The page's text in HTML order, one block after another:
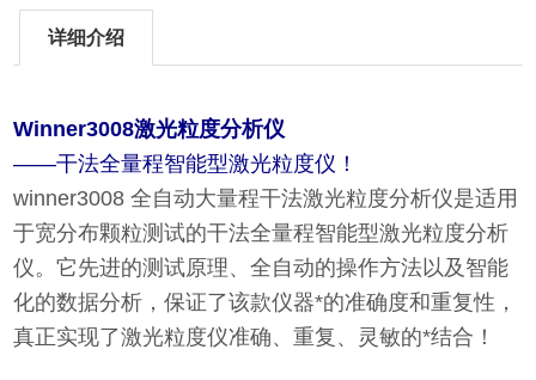
详细介绍
Winner3008激光粒度分析仪
——干法全量程智能型激光粒度仪！
winner3008 全自动大量程干法激光粒度分析仪是适用
于宽分布颗粒测试的干法全量程智能型激光粒度分析
仪。它先进的测试原理、全自动的操作方法以及智能
化的数据分析，保证了该款仪器*的准确度和重复性，
真正实现了激光粒度仪准确、重复、灵敏的*结合！